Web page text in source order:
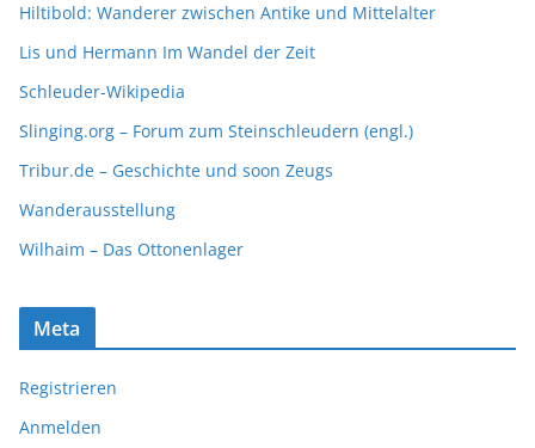
Hiltibold: Wanderer zwischen Antike und Mittelalter
Lis und Hermann Im Wandel der Zeit
Schleuder-Wikipedia
Slinging.org – Forum zum Steinschleudern (engl.)
Tribur.de – Geschichte und soon Zeugs
Wanderausstellung
Wilhaim – Das Ottonenlager
Meta
Registrieren
Anmelden